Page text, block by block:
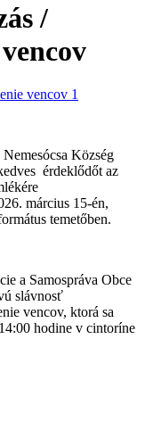
/
Község
érdeklődőt az
március 15-én,
temetőben.
a Samospráva Obce
slávnosť
vencov, ktorá sa
hodine v cintoríne